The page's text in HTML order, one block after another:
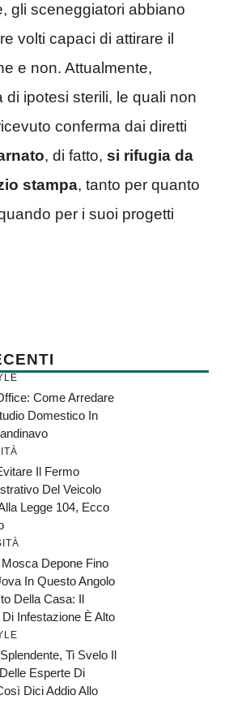
gli sceneggiatori abbiano
volti capaci di attirare il
e non. Attualmente,
di ipotesi sterili, le quali non
conferma dai diretti
, di fatto, si rifugia da
stampa, tanto per quanto
per i suoi progetti
Come Arredare
Domestico In
Il Fermo
Del Veicolo
Legge 104, Ecco
Depone Fino
In Questo Angolo
Della Casa: Il
Infestazione È Alto
Ti Svelo Il
Esperte Di
Dici Addio Allo